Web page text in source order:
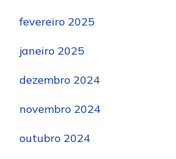
fevereiro 2025
janeiro 2025
dezembro 2024
novembro 2024
outubro 2024